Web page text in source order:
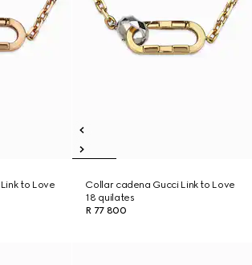
to Love
Collar cadena Gucci Link to Love
18 quilates
R 77 800